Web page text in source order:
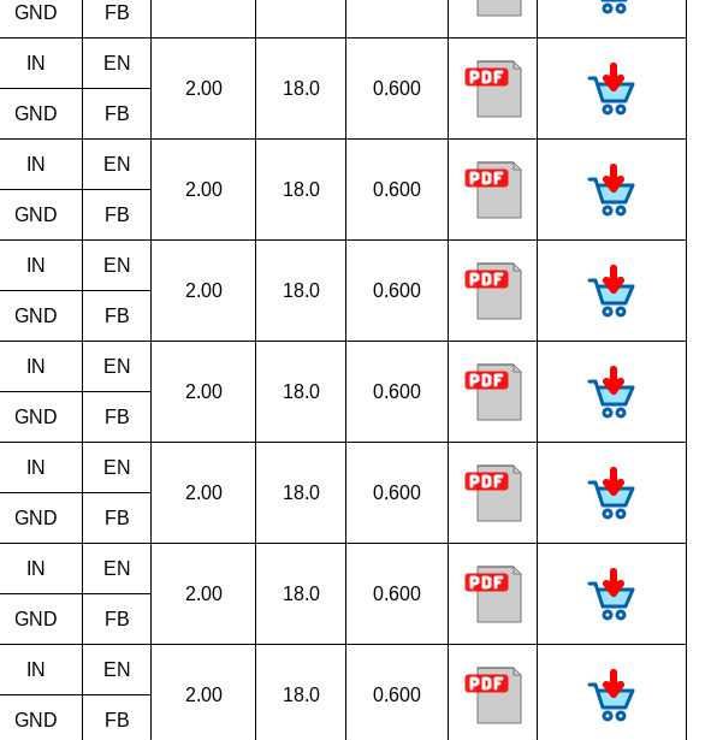
GND FB
IN
EN
2.00
18.0
0.600
GND FB
IN
EN
2.00
18.0
0.600
GND FB
IN
EN
2.00
18.0
0.600
GND FB
IN
EN
2.00
18.0
0.600
GND FB
IN
EN
2.00
18.0
0.600
GND FB
IN
EN
2.00
18.0
0.600
GND FB
IN
EN
2.00
18.0
0.600
GND FB